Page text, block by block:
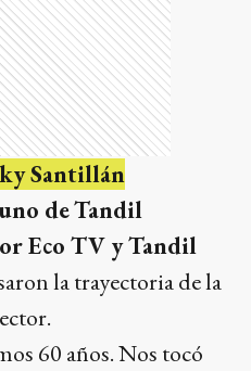
Santillán
deTandil
Eco TV y Tandil
la trayectoria de la
60 años. Nos tocó